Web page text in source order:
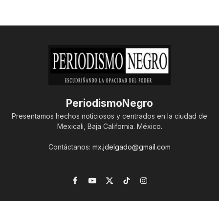
PeriodismoNegro
Presentamos hechos noticiosos y centrados en la ciudad de
Mexicali, Baja California. México.
Contáctanos: mx.jdelgado@gmail.com
Facebook
YouTube
X
TikTokInstagram